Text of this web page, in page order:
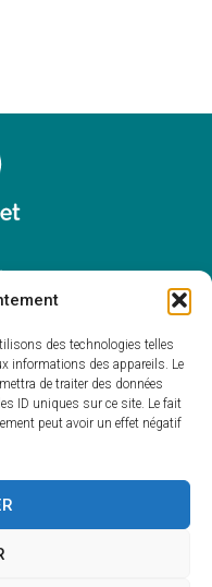
des technologies telles
informations des appareils. Le
de traiter des données
ID uniques sur ce site. Le fait
peut avoir un effet négatif
85 50
graulhet.fr
: